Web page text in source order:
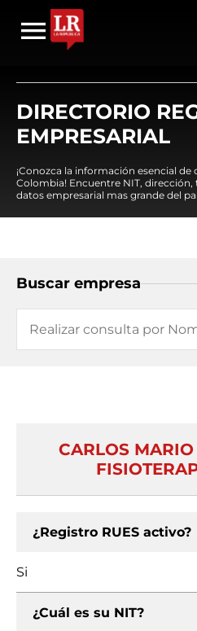
DIRECTORIO
EMPRESARIAL
¡Conozca la información esencial
Colombia! Encuentre NIT, dirección,
datos empresarial mas grande del
Buscar empresa
CARLOS
¿Registro RUES activo?
Si
¿Cuál es su NIT?